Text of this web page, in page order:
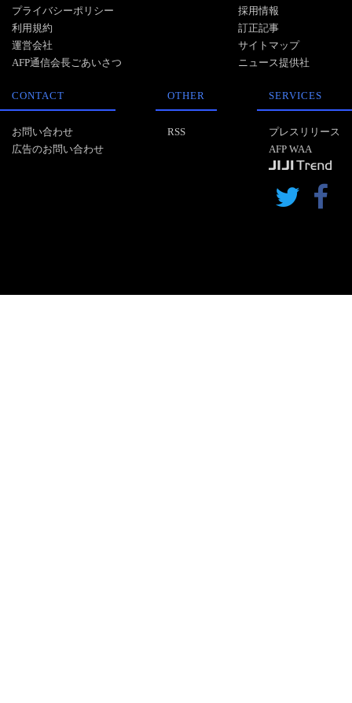
プライバシーポリシー
利用規約
運営会社
AFP通信会長ごあいさつ
採用情報
訂正記事
サイトマップ
ニュース提供社
CONTACT
お問い合わせ
広告のお問い合わせ
OTHER
RSS
SERVICES
プレスリリース
AFP WAA